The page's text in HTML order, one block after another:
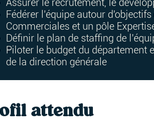
Assurer le recrutement, le
Fédérer l’équipe autour
Commerciales et un pôle
Définir le plan de staffing de
Piloter le budget du département
de la direction générale
attendu